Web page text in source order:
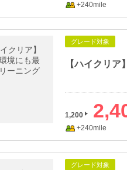
+240mile
グレード対象
【ハイクリ
1,200
+240mile
グレード対象